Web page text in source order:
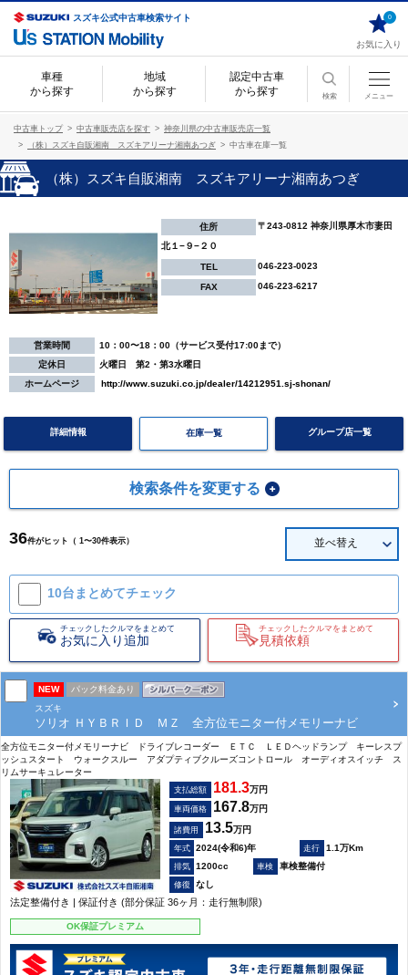
スズキ公式中古車検索サイト
お気に入り
0
車種
から探す
地域
から探す
認定中古車
から探す
検索 メニュー
中古車トップ 中古車販売店を探す
神奈川県の中古車販売店一覧
（株）スズキ自販湘南 スズキアリーナ湘南あつぎ
中古車在庫一覧
（株）スズキ自販湘南 スズキアリーナ湘南あつぎ
住所 〒243-0812 神奈川県厚木市妻田
北１−９−２０
TEL 046-223-0023
FAX 046-223-6217
営業時間
10：00〜18：00（サービス受付17:00まで）
定休日
火曜日 第2・第3水曜日
ホームページ
http://www.suzuki.co.jp/dealer/14212951.sj-shonan/
詳細情報 在庫一覧 グループ店一覧
検索条件を変更する
36件がヒット（ 1〜30件表示） 並べ替え
10台まとめてチェック
チェックしたクルマをまとめて
お気に入り追加
チェックしたクルマをまとめて
見積依頼
NEW
パック料金あり
スズキ
ソリオ ＨＹＢＲＩＤ ＭＺ 全方位モニター付メモリーナビ
全方位モニター付メモリーナビ ドライブレコーダー ＥＴＣ ＬＥＤヘッドランプ キーレスプ
ッシュスタート ウォークスルー アダプティブクルーズコントロール オーディオスイッチ ス
リムサーキュレーター
支払総額 181.3万円
車両価格 167.8万円
諸費用 13.5万円
2024(令和6)年
1.1万Km
1200cc
車検整備付
なし
法定整備付き | 保証付き (部分保証 36ヶ月：走行無制限)
OK保証プレミアム